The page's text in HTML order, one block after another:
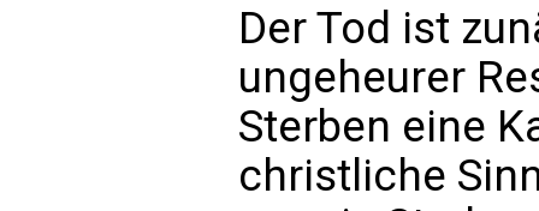
Der Tod ist
ungeheurer
Sterben eine
christliche